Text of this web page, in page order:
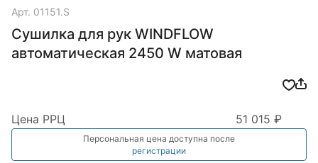
Арт. 01151.S
Сушилка для рук WINDFLOW
автоматическая 2450 W матовая
Цена РРЦ 51 015 ₽
Персональная цена доступна после
регистрации